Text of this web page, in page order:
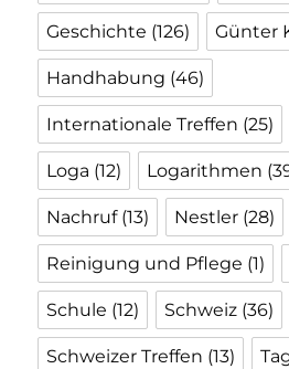
Geschichte (126) Günter
Handhabung (46)
Internationale Treffen (25)
Loga (12) Logarithmen
Nachruf(13) Nestler (28)
Reinigung und Pflege (1)
Schule (12) Schweiz (36)
Schweizer Treffen (13)